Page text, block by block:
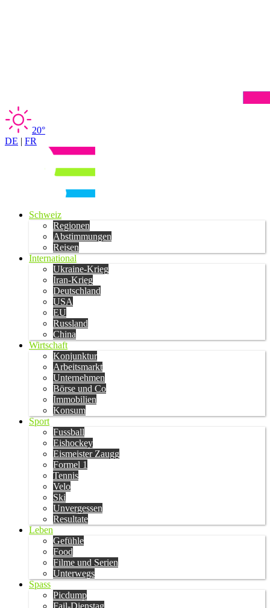
20°
DE | FR
Schweiz
Regionen
Abstimmungen
Reisen
International
Ukraine-Krieg
Iran-Krieg
Deutschland
USA
EU
Russland
China
Wirtschaft
Konjunktur
Arbeitsmarkt
Unternehmen
Börse und Co
Immobilien
Konsum
Sport
Fussball
Eishockey
Eismeister Zaugg
Formel 1
Tennis
Velo
Ski
Unvergessen
Resultate
Leben
Gefühle
Food
Filme und Serien
Unterwegs
Spass
Picdump
Fail-Dienstag